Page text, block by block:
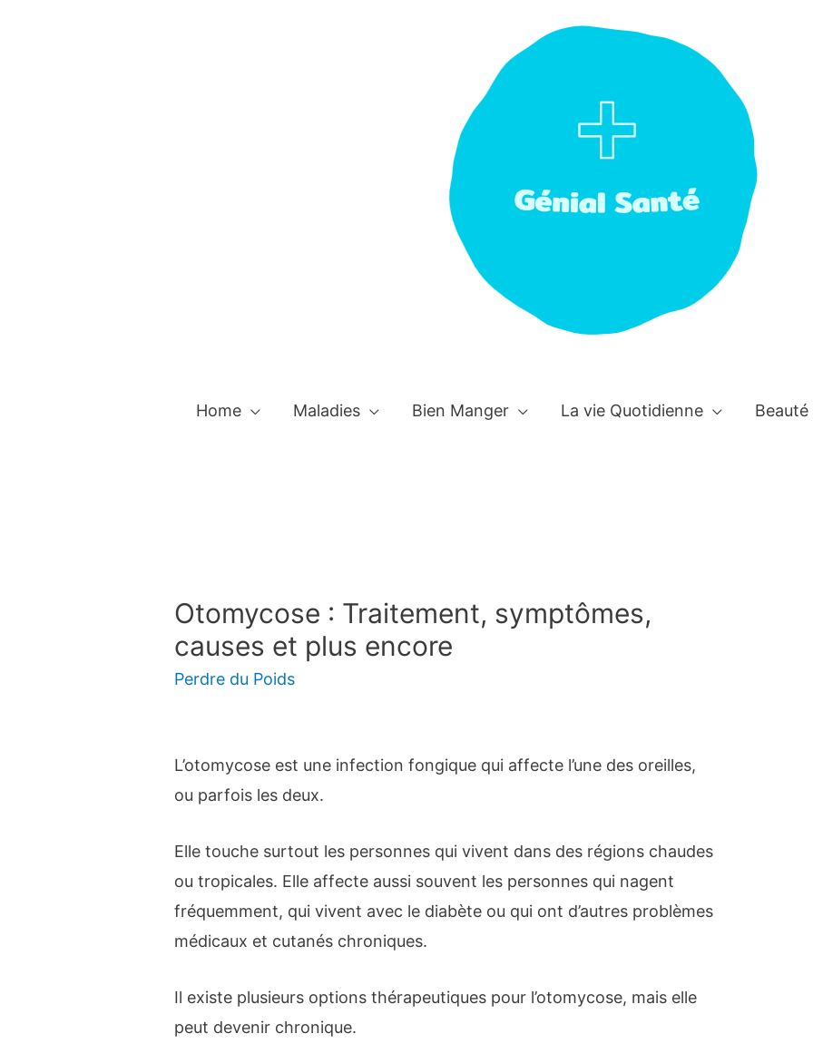
Home Maladies Bien Manger La vie Quotidienne Beauté
Otomycose : Traitement, symptômes,
causes et plus encore
Perdre du Poids
L’otomycose est une infection fongique qui affecte l’une des oreilles,
ou parfois les deux.
Elle touche surtout les personnes qui vivent dans des régions chaudes
ou tropicales. Elle affecte aussi souvent les personnes qui nagent
fréquemment, qui vivent avec le diabète ou qui ont d’autres problèmes
médicaux et cutanés chroniques.
Il existe plusieurs options thérapeutiques pour l’otomycose, mais elle
peut devenir chronique.